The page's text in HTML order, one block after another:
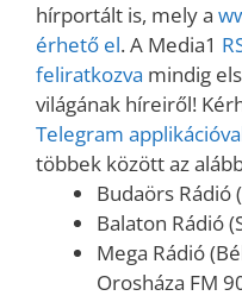
hírportált is, mely a
érhető el. A Media1
feliratkozva mindig
világának híreiről!
Telegram
többek között az
Budaörs Rádió
Balaton Rádió
Mega Rádió
Orosháza FM